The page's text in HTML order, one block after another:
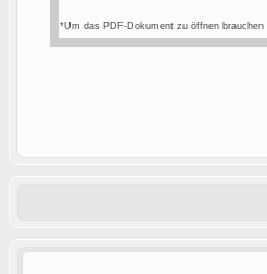
*Um das PDF-Dokument zu öffnen